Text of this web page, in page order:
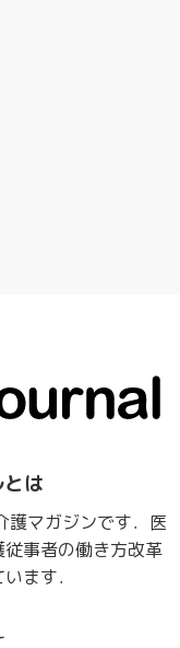
は
護マガジンです．医
事者の働き方改革
ます．